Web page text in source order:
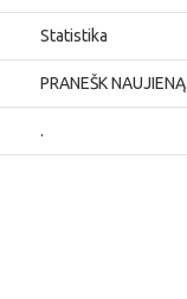
Statistika
PRANEŠK NAUJIENĄ
.